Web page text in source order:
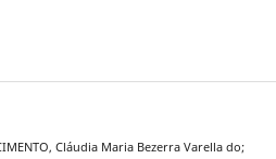
Cláudia Maria Bezerra Varella do;